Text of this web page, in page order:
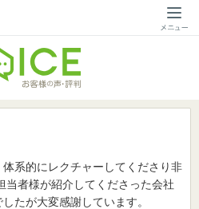
系的にレクチャーしてくださり非
当者様が紹介してくださった会社
たが大変感謝しています。